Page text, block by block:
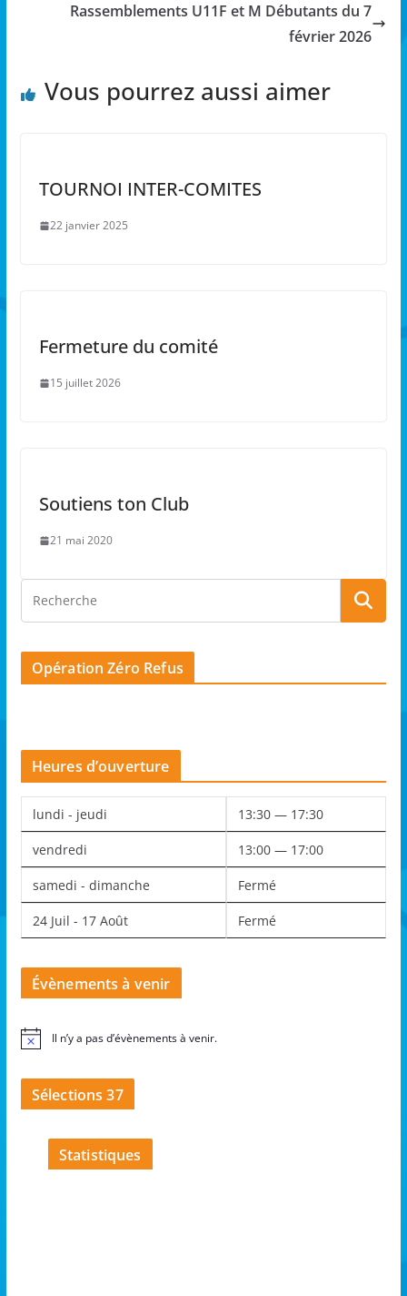
Rassemblements U11F et M Débutants du 7
février 2026
Vous pourrez aussi aimer
TOURNOI INTER-COMITES
22 janvier 2025
Fermeture du comité
15 juillet 2026
Soutiens ton Club
21 mai 2020
Opération Zéro Refus
Heures d’ouverture
lundi - jeudi 13:30 — 17:30
vendredi 13:00 — 17:00
samedi - dimanche Fermé
24 Juil - 17 Août Fermé
Évènements à venir
N
Il n’y a pas d’évènements à venir.
Sélections 37
Statistiques